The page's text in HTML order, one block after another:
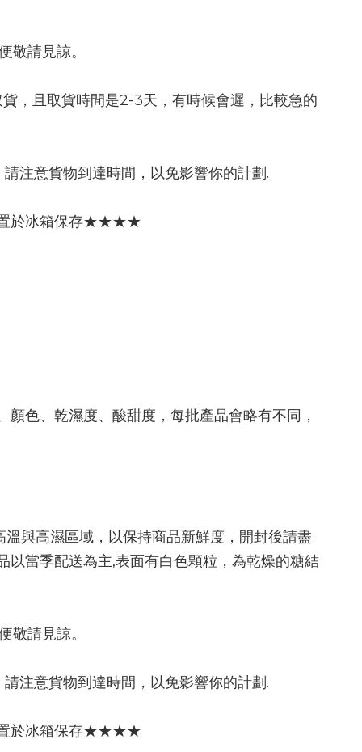
敬請見諒。
，且取貨時間是2-3天，有時候會遲，比較急的
注意貨物到達時間，以免影響你的計劃.
置於冰箱保存★★★★
色、乾濕度、酸甜度，每批產品會略有不同，
與高濕區域，以保持商品新鮮度，開封後請盡
當季配送為主,表面有白色顆粒，為乾燥的糖結
敬請見諒。
注意貨物到達時間，以免影響你的計劃.
置於冰箱保存★★★★